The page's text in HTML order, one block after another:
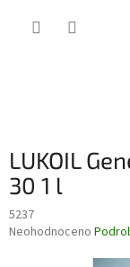
LUKOIL
30 1 l
5237
Průměrné
Neohodnoceno